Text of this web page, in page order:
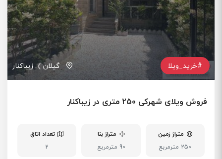
#خرید_ویلا گیلان زیباکنار
فروش ویلای شهرکی 250 متری در زیباکنار
متراژ زمین
250 مترمربع
متراژ بنا
90 مترمربع
تعداد اتاق
2